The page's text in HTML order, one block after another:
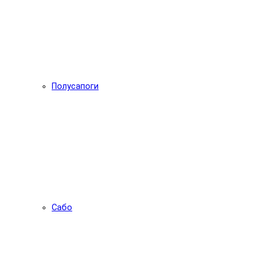
Полусапоги
Сабо